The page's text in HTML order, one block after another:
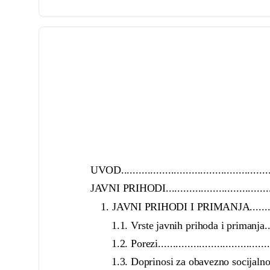
JAVNI
1. JAVNI PRIHODI I
1.1. Vrste javnih prihoda i
1.2.
1.3. Doprinosi za obavezno